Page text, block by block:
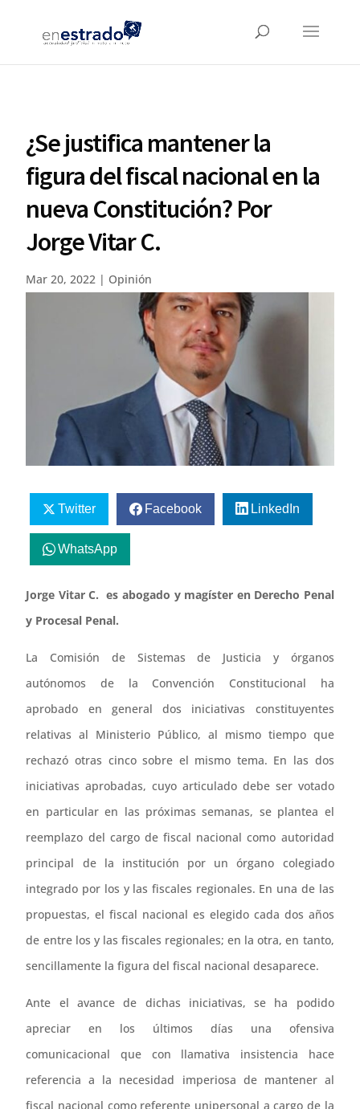
¿Se justifica mantener la
figura del fiscal nacional en la
nueva Constitución? Por
Jorge Vitar C.
Mar 20, 2022 | Opinión
Twitter Facebook LinkedIn
WhatsApp
Jorge Vitar C. es abogado y magíster en Derecho Penal
y Procesal Penal.
La Comisión de Sistemas de Justicia y órganos
autónomos de la Convención Constitucional ha
aprobado en general dos iniciativas constituyentes
relativas al Ministerio Público, al mismo tiempo que
rechazó otras cinco sobre el mismo tema. En las dos
iniciativas aprobadas, cuyo articulado debe ser votado
en particular en las próximas semanas, se plantea el
reemplazo del cargo de fiscal nacional como autoridad
principal de la institución por un órgano colegiado
integrado por los y las fiscales regionales. En una de las
propuestas, el fiscal nacional es elegido cada dos años
de entre los y las fiscales regionales; en la otra, en tanto,
sencillamente la figura del fiscal nacional desaparece.
Ante el avance de dichas iniciativas, se ha podido
apreciar en los últimos días una ofensiva
comunicacional que con llamativa insistencia hace
referencia a la necesidad imperiosa de mantener al
fiscal nacional como referente unipersonal a cargo de la